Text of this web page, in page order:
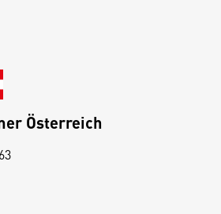
Österreich